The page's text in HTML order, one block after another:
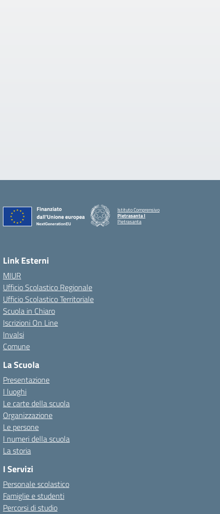
Istituto Comprensivo
Pietrasanta I
Pietrasanta
Link Esterni
MIUR
Ufficio Scolastico Regionale
Ufficio Scolastico Territoriale
Scuola in Chiaro
Iscrizioni On Line
Invalsi
Comune
La Scuola
Presentazione
I luoghi
Le carte della scuola
Organizzazione
Le persone
I numeri della scuola
La storia
I Servizi
Personale scolastico
Famiglie e studenti
Percorsi di studio